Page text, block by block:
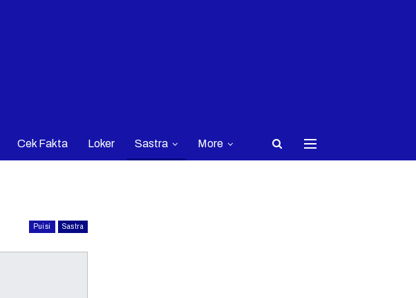
Cek Fakta Loker Sastra More
Puisi Sastra